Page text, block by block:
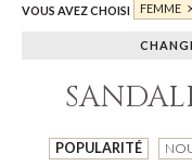
VOUS AVEZ CHOISI FEMME
POPULARITÉ